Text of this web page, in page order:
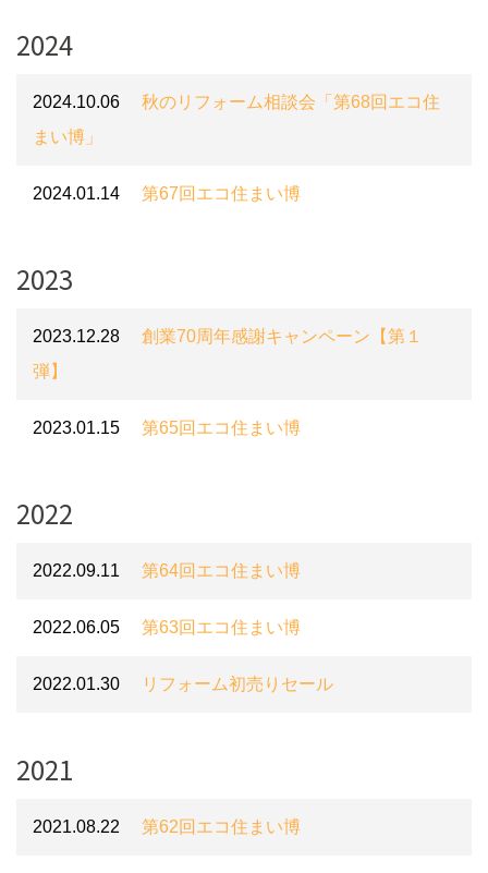
2024
2024.10.06
秋のリフォーム相談会「第68回エコ住
まい博」
2024.01.14 第67回エコ住まい博
2023
2023.12.28
創業70周年感謝キャンペーン【第１
弾】
2023.01.15 第65回エコ住まい博
2022
2022.09.11 第64回エコ住まい博
2022.06.05 第63回エコ住まい博
2022.01.30 リフォーム初売りセール
2021
2021.08.22 第62回エコ住まい博